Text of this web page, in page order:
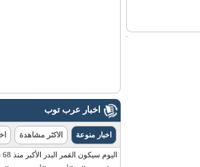
اخبار عرب توب
اخبار منوعة الاكثر مشاهدة
اليوم سيكون القمر البدر الأكبر منذ 68 سنة